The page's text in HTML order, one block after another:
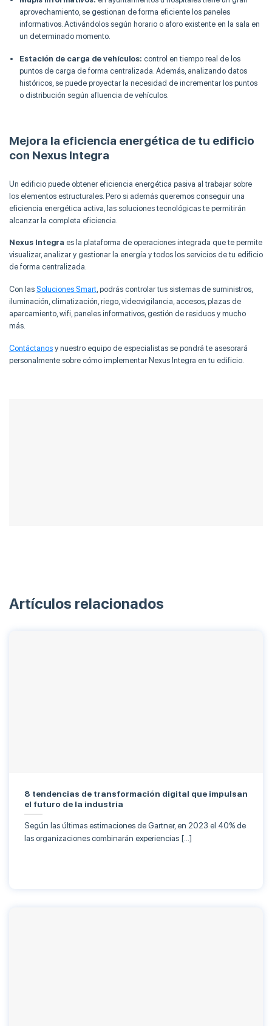
aprovechamiento, se gestionan de forma eficiente los paneles
informativos. Activándolos según horario o aforo existente en la sala en
un determinado momento.
Estación de carga de vehículos: control en tiempo real de los
puntos de carga de forma centralizada. Además, analizando datos
históricos, se puede proyectar la necesidad de incrementar los puntos
o distribución según afluencia de vehículos.
Mejora la eficiencia energética de tu edificio
con Nexus Integra
Un edificio puede obtener eficiencia energética pasiva al trabajar sobre
los elementos estructurales. Pero si además queremos conseguir una
eficiencia energética activa, las soluciones tecnológicas te permitirán
alcanzar la completa eficiencia.
Nexus Integra es la plataforma de operaciones integrada que te permite
visualizar, analizar y gestionar la energía y todos los servicios de tu edificio
de forma centralizada.
Con las Soluciones Smart, podrás controlar tus sistemas de suministros,
iluminación, climatización, riego, videovigilancia, accesos, plazas de
aparcamiento, wifi, paneles informativos, gestión de residuos y mucho
más.
Contáctanos y nuestro equipo de especialistas se pondrá te asesorará
personalmente sobre cómo implementar Nexus Integra en tu edificio.
Artículos relacionados
8 tendencias de transformación digital que impulsan
el futuro de la industria
Según las últimas estimaciones de Gartner, en 2023 el 40% de
las organizaciones combinarán experiencias […]